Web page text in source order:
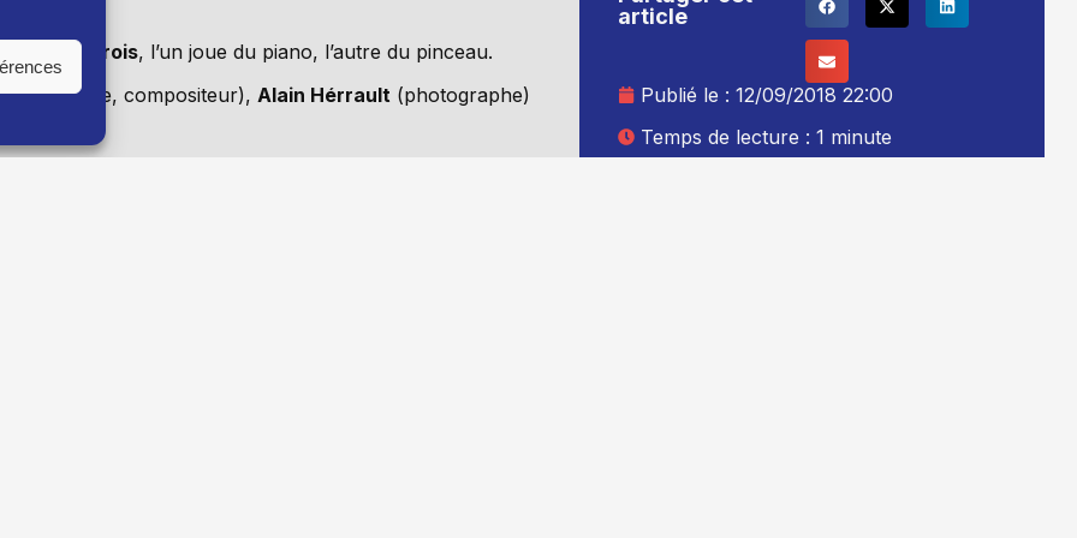
isérois, l’un joue du piano, l’autre du pinceau.
(pianiste, compositeur), Alain Hérrault(photographe)
article
Publié le :12/09/2018 22:00
Temps de lecture : 1 minute